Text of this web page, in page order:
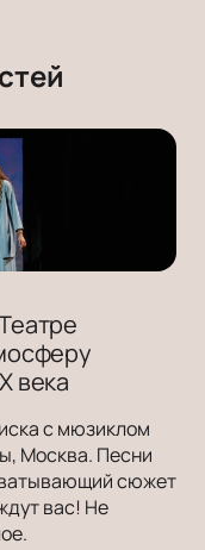
века
с мюзиклом
Москва. Песни
сюжет
вас! Не